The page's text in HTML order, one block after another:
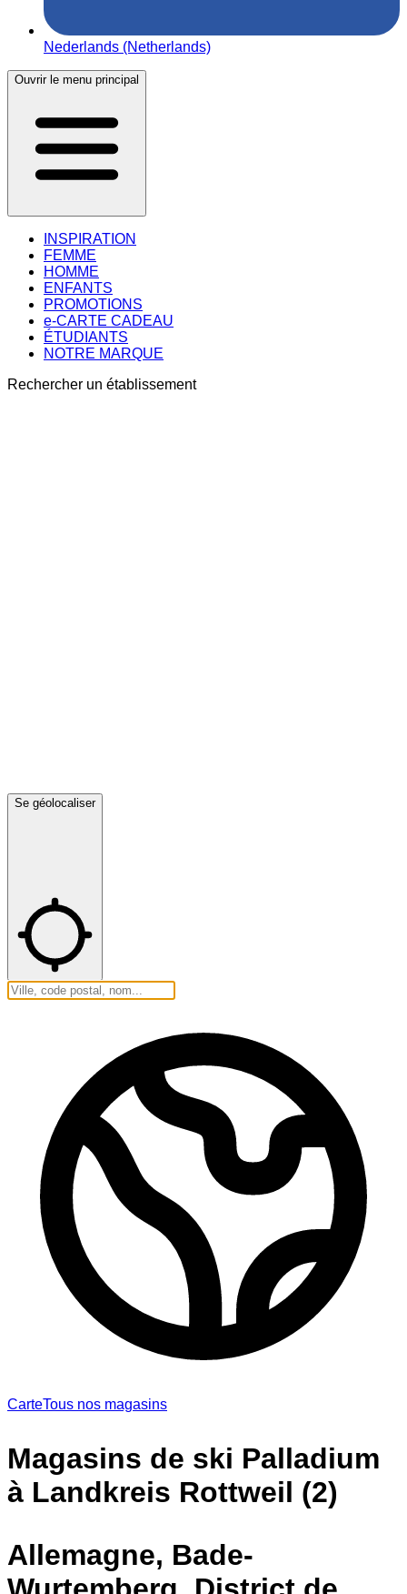
Nederlands (Netherlands)
Ouvrir le menu principal
INSPIRATION
FEMME
HOMME
ENFANTS
PROMOTIONS
e-CARTE CADEAU
ÉTUDIANTS
NOTRE MARQUE
Rechercher un établissement
Se géolocaliser
CarteTous nos magasins
Magasins de ski Palladium
à Landkreis Rottweil (2)
Allemagne, Bade-